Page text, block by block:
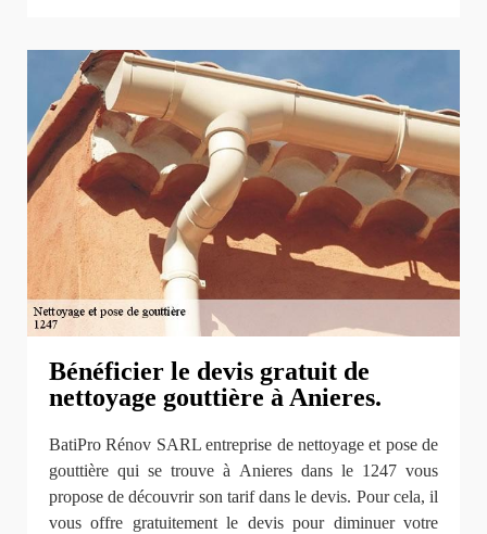
Bénéficier le devis gratuit de
nettoyage gouttière à Anieres.
BatiPro Rénov SARL entreprise de nettoyage et pose de
gouttière qui se trouve à Anieres dans le 1247 vous
propose de découvrir son tarif dans le devis. Pour cela, il
vous offre gratuitement le devis pour diminuer votre